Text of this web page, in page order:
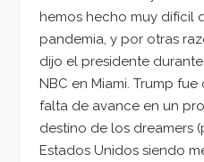
hemos hecho muy difícil
pandemia, y por otras
dijo el presidente
NBC en Miami. Trump
falta de avance en un
destino de los dreamers
Estados Unidos siendo